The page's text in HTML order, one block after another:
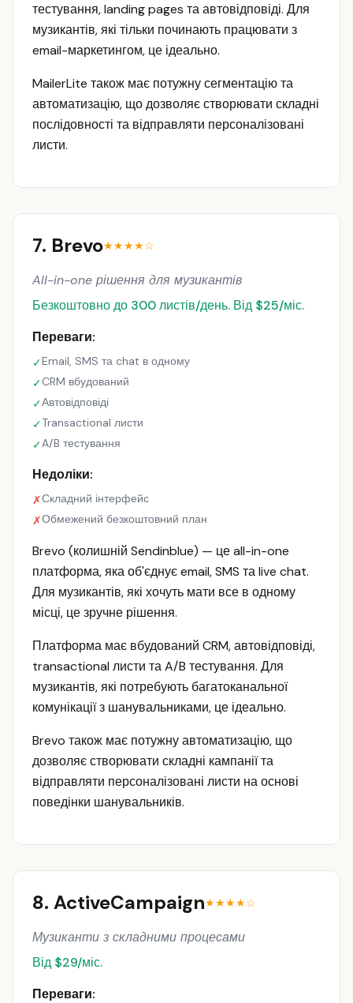
тестування, landing pages та автовідповіді. Для
музикантів, які тільки починають працювати з
email-маркетингом, це ідеально.
MailerLite також має потужну сегментацію та
автоматизацію, що дозволяє створювати складні
послідовності та відправляти персоналізовані
листи.
7. Brevo★★★★☆
All-in-one рішення для музикантів
Безкоштовно до 300 листів/день. Від $25/міс.
Переваги:
✓Email, SMS та chat в одному
✓CRM вбудований
✓Автовідповіді
✓Transactional листи
✓A/B тестування
Недоліки:
✗Складний інтерфейс
✗Обмежений безкоштовний план
Brevo (колишній Sendinblue) — це all-in-one
платформа, яка об'єднує email, SMS та live chat.
Для музикантів, які хочуть мати все в одному
місці, це зручне рішення.
Платформа має вбудований CRM, автовідповіді,
transactional листи та A/B тестування. Для
музикантів, які потребують багатоканальної
комунікації з шанувальниками, це ідеально.
Brevo також має потужну автоматизацію, що
дозволяє створювати складні кампанії та
відправляти персоналізовані листи на основі
поведінки шанувальників.
8. ActiveCampaign★★★★☆
Музиканти з складними процесами
Від $29/міс.
Переваги: